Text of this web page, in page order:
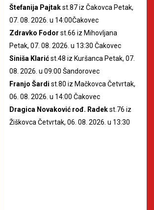
Štefanija Pajtakst.87 iz Čakovca Petak,
07. 08. 2026. u 14:00Čakovec
Zdravko Fodor st.66 iz Mihovljana
Petak, 07. 08. 2026. u 13:30 Čakovec
Siniša Klarićst.48 iz Kuršanca Petak, 07.
08. 2026. u 09:00 Šandorovec
Franjo Šardi st.80 iz Mačkovca Četvrtak,
06. 08. 2026. u 14:00 Čakovec
Dragica Novaković rođ. Radekst.76 iz
Žiškovca Četvrtak, 06. 08. 2026. u 13:30